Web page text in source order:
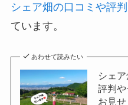
シェア畑の口コミや評判
ています。
あわせて読みたい
シェ
評判
お見せ